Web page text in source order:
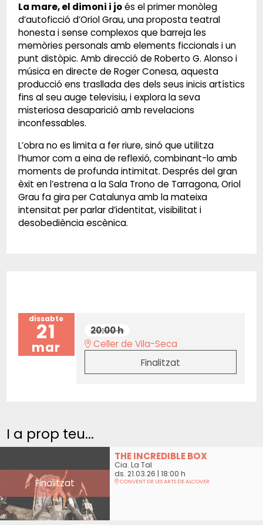
La mare, el dimoni i joés el primer monòleg
d’autoficció d’Oriol Grau, una proposta teatral
honesta i sense complexos que barreja les
memòries personals amb elements ficcionals i un
punt distòpic. Amb direcció de Roberto G. Alonso i
música en directe de Roger Conesa, aquesta
producció ens trasllada des dels seus inicis artístics
fins al seu auge televisiu, i explora la seva
misteriosa desaparició amb revelacions
inconfessables.
L’obra no es limita a fer riure, sinó que utilitza
l’humor com a eina de reflexió, combinant-lo amb
moments de profunda intimitat. Després del gran
èxit en l’estrena a la Sala Trono de Tarragona, Oriol
Grau fa gira per Catalunya amb la mateixa
intensitat per parlar d’identitat, visibilitat i
desobediència escènica.
dissabte
21
mar
20:00 h
Celler de Vila-Seca
Finalitzat
I a prop teu...
Finalitzat
THE INCREDIBLE BOX
Cia. La Tal
ds. 21.03.26 | 18:00 h
CONVENT DE LES ARTS DE ALCOVER